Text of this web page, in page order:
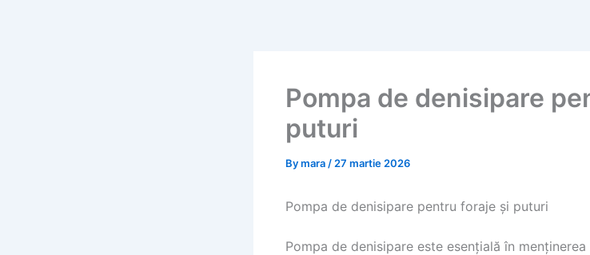
Pompa de denisipare
puturi
Bymara / 27 martie 2026
Pompa de denisipare pentru foraje și puturi
Pompa de denisipare este esențială în